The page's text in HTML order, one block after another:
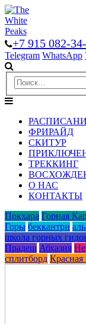
+7 915 082-
Telegram WhatsApp
ФРИРАЙД
СКИТУР
ТРЕККИНГ
О НАС
КОНТАКТЫ
Покхара Горная
Горы беккантри
школа горных
Прадеш Абхазия
сплитборд Красная